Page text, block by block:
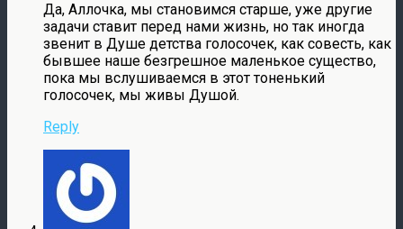
Да, Аллочка, мы становимся старше, уже другие
задачи ставит перед нами жизнь, но так иногда
звенит в Душе детства голосочек, как совесть, как
бывшее наше безгрешное маленькое существо,
пока мы вслушиваемся в этот тоненький
голосочек, мы живы Душой.
Reply